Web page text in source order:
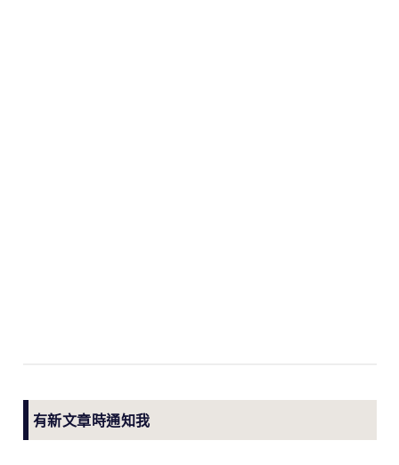
有新文章時通知我